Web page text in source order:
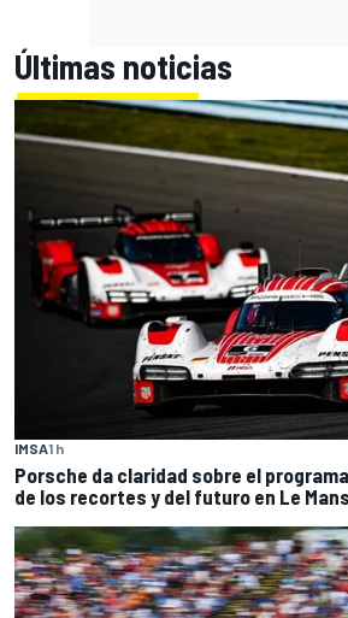
Últimas noticias
IMSA1 h
Porsche da claridad sobre el
de los recortes y del futuro en Le Mans